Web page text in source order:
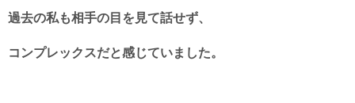
過去の私も相手の目を見て話せず、
コンプレックスだと感じていました。